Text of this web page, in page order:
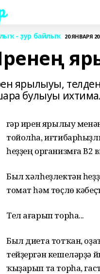
- ҙур байлыҡ 20 ЯНВАРЯ
ярылыуы,
булыуы
Әгәр ирен ярылыу
тойолһа,
һеҙҙең организмға
Был хәлһеҙлектән
томат һәм төҫлө
Тел ағарып торһа...
Был диета тотҡан,
тейҙергән кешеләрҙә
ҡыҙарып та торһа,